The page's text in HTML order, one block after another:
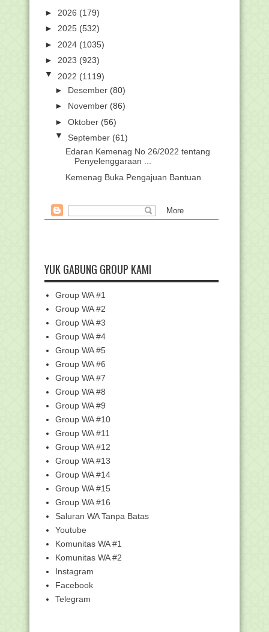
► 2026 (179)
► 2025 (532)
► 2024 (1035)
► 2023 (923)
▼ 2022 (1119)
► Desember (80)
► November (86)
► Oktober (56)
▼ September (61)
Edaran Kemenag No 26/2022 tentang
Penyelenggaraan ...
Kemenag Buka Pengajuan Bantuan
Juknis Bantuan Lembaga Mitra,
Lembaga Profesi Pend...
Indonesia Bang...
Juknis Anugerah Guru dan Tenaga
Pedoman Penyelenggaraan Upacara
Peringatan Hari Ke...
Penyelenggaraan Upacara Peringatan
Hari Kesaktian ...
Mengenal Tema dan Logo Hari Santri
2022
Pendataan Tenaga Non-ASN
Berlangsung Hingga 31 Okt...
Unduh Aplikasi Penilaian Kinerja Guru
(PKG)
Total Hadiah 300juta, Pendaftaran
Kompetisi Roboti...
Juknis Pelaksanaan Seleksi Calon
PPPK Guru Pada In...
Rekrutmen Baru Tenaga Pendamping
Lokal Desa (PLD) ...
Siap-Siap, PPG Angkatan III bagi 6.971
Guru Madras...
Bantuan 2.095 Pokja Guru Madrasah
Cair Oktober 2022
Surat Edaran Pencairan Bantuan Sosial
PIP Madrasah...
SK dan Lampiran PIP Tingkat MA Tahap
YUK GABUNG GROUP KAMI
Group WA #1
Group WA #2
Group WA #3
Group WA #4
Group WA #5
Group WA #6
Group WA #7
Group WA #8
Group WA #9
Group WA #10
Group WA #11
Group WA #12
Group WA #13
Group WA #14
Group WA #15
Group WA #16
Saluran WA Tanpa Batas
Youtube
Komunitas WA #1
Komunitas WA #2
Instagram
Facebook
Telegram